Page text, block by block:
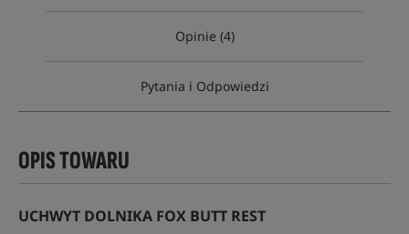
Opinie (4)
Pytania i Odpowiedzi
OPIS TOWARU
UCHWYT DOLNIKA FOX BUTT REST